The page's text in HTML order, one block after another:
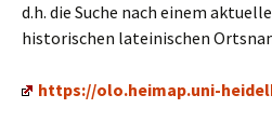
d.h. die Suche nach einem
historischen lateinischen
https://olo.heimap.uni-